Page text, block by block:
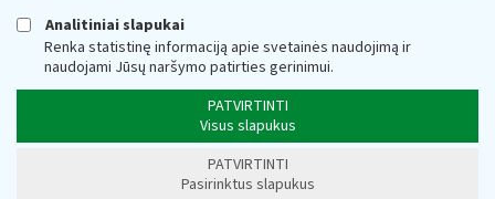
Analitiniai slapukai
Renka statistinę informaciją apie svetainės naudojimą ir
naudojami Jūsų naršymo patirties gerinimui.
PATVIRTINTI
Visus slapukus
PATVIRTINTI
Pasirinktus slapukus